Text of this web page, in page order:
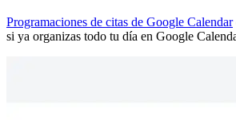
Programaciones de citas de Google Calendar
si ya organizas todo tu día en Google